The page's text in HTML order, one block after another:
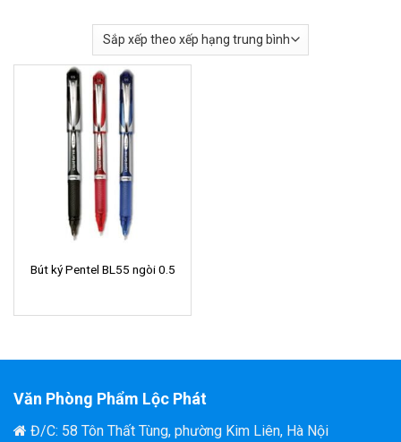
Bút ký Pentel BL55 ngòi 0.5
Văn Phòng Phẩm Lộc Phát
Đ/C: 58 Tôn Thất Tùng, phường Kim Liên, Hà Nội